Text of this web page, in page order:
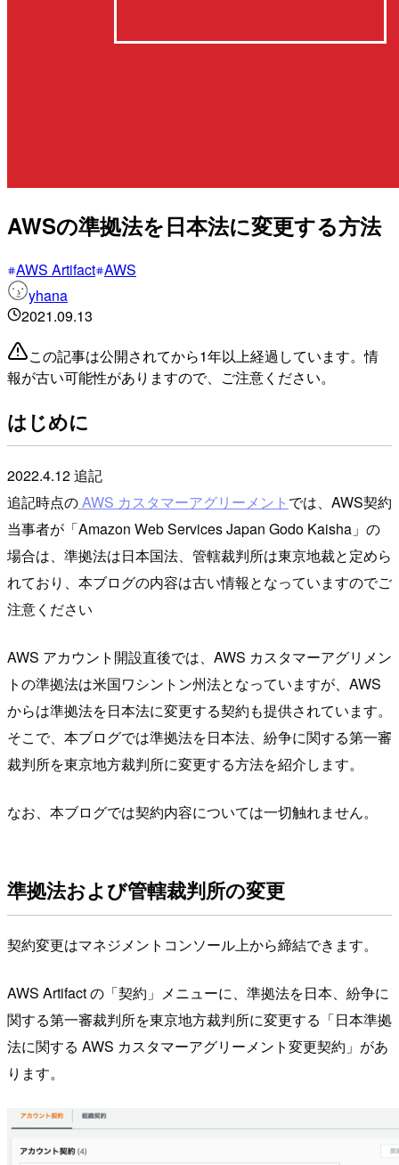
AWSの準拠法を日本法に変更する方法
AWS Artifact AWS
yhana
2021.09.13
この記事は公開されてから1年以上経過しています。情
報が古い可能性がありますので、ご注意ください。
はじめに
2022.4.12 追記
追記時点のAWS カスタマーアグリーメント では、AWS契約
当事者が「Amazon Web Services Japan Godo Kaisha」の
場合は、準拠法は日本国法、管轄裁判所は東京地裁と定めら
れており、本ブログの内容は古い情報となっていますのでご
注意ください
AWS アカウント開設直後では、AWS カスタマーアグリメン
トの準拠法は米国ワシントン州法となっていますが、AWS
からは準拠法を日本法に変更する契約も提供されています。
そこで、本ブログでは準拠法を日本法、紛争に関する第一審
裁判所を東京地方裁判所に変更する方法を紹介します。
なお、本ブログでは契約内容については一切触れません。
準拠法および管轄裁判所の変更
契約変更はマネジメントコンソール上から締結できます。
AWS Artifact の「契約」メニューに、準拠法を日本、紛争に
関する第一審裁判所を東京地方裁判所に変更する「日本準拠
法に関する AWS カスタマーアグリーメント変更契約」があ
ります。